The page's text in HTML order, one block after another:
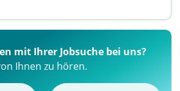
mit Ihrer Jobsuche bei uns?
Ihnen zu hören.